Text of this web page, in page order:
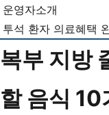
운영자소개
투석 환자 의료혜택
복부 지방
할 음식 10